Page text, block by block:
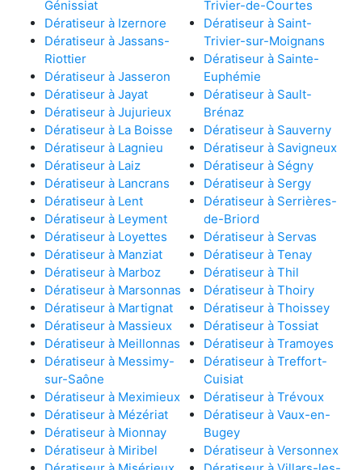
Génissiat
Dératiseur à Izernore
Dératiseur à Jassans-
Riottier
Dératiseur à Jasseron
Dératiseur à Jayat
Dératiseur à Jujurieux
Dératiseur à La Boisse
Dératiseur à Lagnieu
Dératiseur à Laiz
Dératiseur à Lancrans
Dératiseur à Lent
Dératiseur à Leyment
Dératiseur à Loyettes
Dératiseur à Manziat
Dératiseur à Marboz
Dératiseur à Marsonnas
Dératiseur à Martignat
Dératiseur à Massieux
Dératiseur à Meillonnas
Dératiseur à Messimy-
sur-Saône
Dératiseur à Meximieux
Dératiseur à Mézériat
Dératiseur à Mionnay
Dératiseur à Miribel
Trivier-de-Courtes
Dératiseur à Saint-
Trivier-sur-Moignans
Dératiseur à Sainte-
Euphémie
Dératiseur à Sault-
Brénaz
Dératiseur à Sauverny
Dératiseur à Savigneux
Dératiseur à Ségny
Dératiseur à Sergy
Dératiseur à Serrières-
de-Briord
Dératiseur à Servas
Dératiseur à Tenay
Dératiseur à Thil
Dératiseur à Thoiry
Dératiseur à Thoissey
Dératiseur à Tossiat
Dératiseur à Tramoyes
Dératiseur à Treffort-
Cuisiat
Dératiseur à Trévoux
Dératiseur à Vaux-en-
Bugey
Dératiseur à Versonnex